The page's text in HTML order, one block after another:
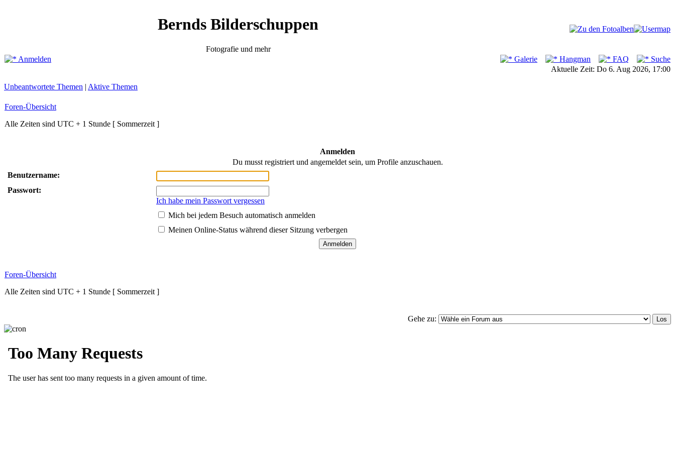
Bernds Bilderschuppen
Fotografie und mehr
Anmelden
Galerie Hangman FAQ
Suche
Aktuelle Zeit: Do 6. Aug 2026, 17:00
Unbeantwortete Themen | Aktive Themen
Foren-Übersicht
Alle Zeiten sind UTC + 1 Stunde [ Sommerzeit ]
Anmelden
Du musst registriert und angemeldet sein, um Profile anzuschauen.
Benutzername:
Passwort:
Ich habe mein Passwort vergessen
Mich bei jedem Besuch automatisch anmelden
Meinen Online-Status während dieser Sitzung verbergen
Foren-Übersicht
Alle Zeiten sind UTC + 1 Stunde [ Sommerzeit ]
Gehe zu: